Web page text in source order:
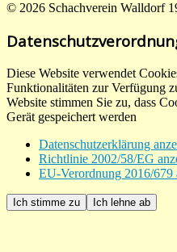
© 2026 Schachverein Walldorf
Diese Website verwendet
Funktionalitäten zur Verfügung
Website stimmen Sie zu, dass
Gerät gespeichert werden
Datenschutzerklärung
Richtlinie 2002/58/EG
EU-Verordnung 2016/679
Ich stimme zu Ich lehne ab